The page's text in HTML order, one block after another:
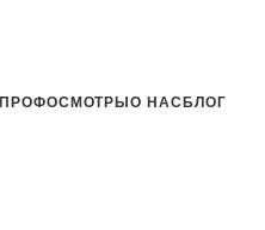
ПРОФОСМОТРЫО НАС БЛОГ